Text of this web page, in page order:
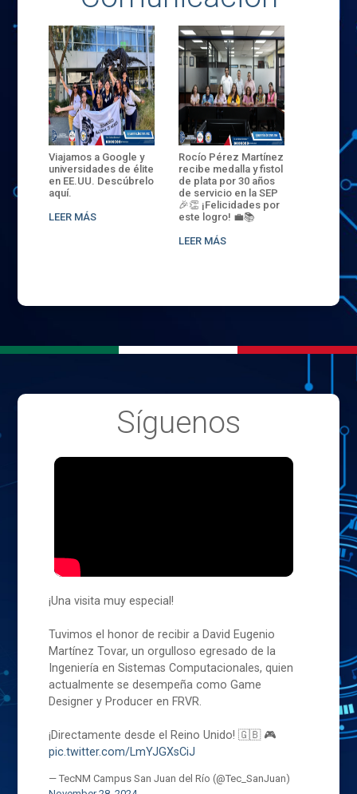
Viajamos a Google y
universidades de élite
en EE.UU. Descúbrelo
aquí.
LEER MÁS
Rocío Pérez Martínez
recibe medalla y fistol
de plata por 30 años
de servicio en la SEP
🎉👏 ¡Felicidades por
este logro! 💼📚
LEER MÁS
ENECB-
del
batalla.
32
sede
Síguenos
¡Una visita muy especial!
Tuvimos el honor de recibir a David Eugenio
Martínez Tovar, un orgulloso egresado de la
Ingeniería en Sistemas Computacionales, quien
actualmente se desempeña como Game
Designer y Producer en FRVR.
¡Directamente desde el Reino Unido! 🇬🇧 🎮
pic.twitter.com/LmYJGXsCiJ
— TecNM Campus San Juan del Río (@Tec_SanJuan)